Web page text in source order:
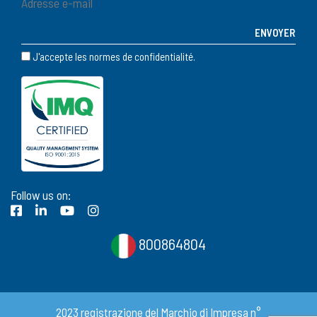
J'accepte les normes de confidentialité.
Follow us on:
800864804
2023 registrazione del Marchio di Impresa n°